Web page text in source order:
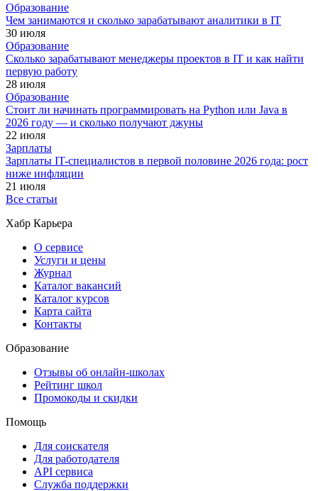
Образование
Чем занимаются и сколько зарабатывают аналитики в IT
30 июля
Образование
Сколько зарабатывают менеджеры проектов в IT и как найти
первую работу
28 июля
Образование
Стоит ли начинать программировать на Python или Java в
2026 году — и сколько получают джуны
22 июля
Зарплаты
Зарплаты IT-специалистов в первой половине 2026 года: рост
ниже инфляции
21 июля
Все статьи
Хабр Карьера
О сервисе
Услуги и цены
Журнал
Каталог вакансий
Каталог курсов
Карта сайта
Контакты
Образование
Отзывы об онлайн-школах
Рейтинг школ
Промокоды и скидки
Помощь
Для соискателя
Для работодателя
API сервиса
Служба поддержки